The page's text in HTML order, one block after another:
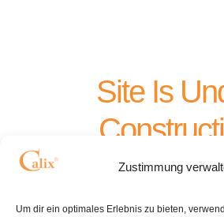
Zustimmung
Um dir ein optimales Erlebnis zu bieten,
Site Is